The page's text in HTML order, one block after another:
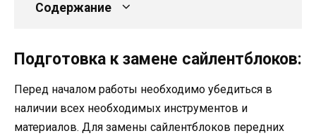
Содержание
Подготовка к замене сайлентблоков:
Перед началом работы необходимо убедиться в
наличии всех необходимых инструментов и
материалов. Для замены сайлентблоков передних